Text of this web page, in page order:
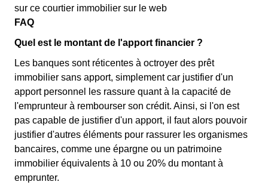
sur ce courtier immobilier sur le web
FAQ
Quel est le montant de l'apport financier ?
Les banques sont réticentes à octroyer des prêt
immobilier sans apport, simplement car justifier d'un
apport personnel les rassure quant à la capacité de
l'emprunteur à rembourser son crédit. Ainsi, si l'on est
pas capable de justifier d'un apport, il faut alors pouvoir
justifier d'autres éléments pour rassurer les organismes
bancaires, comme une épargne ou un patrimoine
immobilier équivalents à 10 ou 20% du montant à
emprunter.